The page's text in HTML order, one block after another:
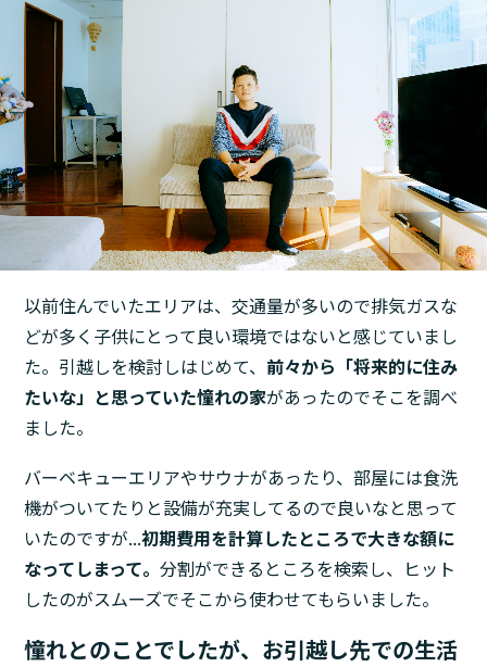
以前住んでいたエリアは、交通量が多いので排気ガスな
どが多く子供にとって良い環境ではないと感じていまし
た。引越しを検討しはじめて、 前々から「将来的に住み
たいな」と思っていた憧れの家があったのでそこを調べ
ました。
バーベキューエリアやサウナがあったり、部屋には食洗
機がついてたりと設備が充実してるので良いなと思って
いたのですが...初期費用を計算したところで大きな額に
なってしまって。分割ができるところを検索し、ヒット
したのがスムーズでそこから使わせてもらいました。
憧れとのことでしたが、お引越し先での生活